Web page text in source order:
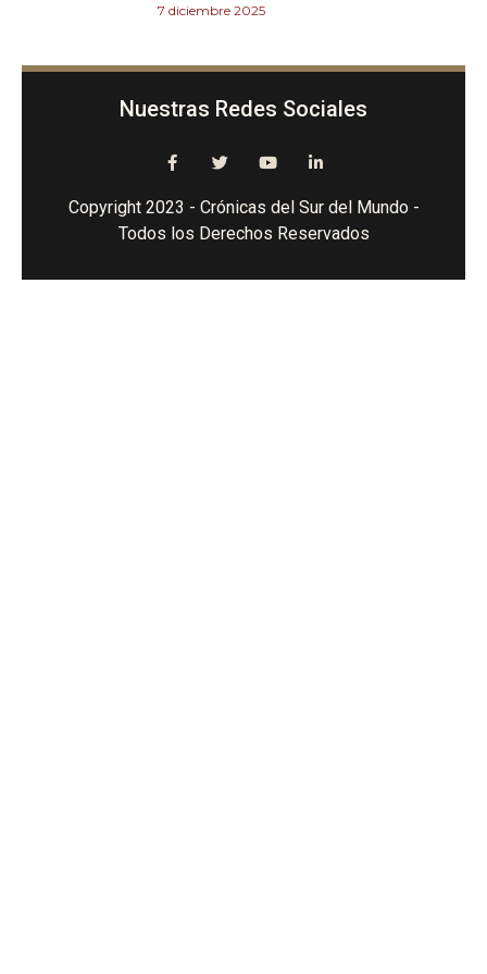
7 diciembre 2025
Nuestras Redes Sociales
Copyright 2023 - Crónicas del Sur del Mundo -
Todos los Derechos Reservados